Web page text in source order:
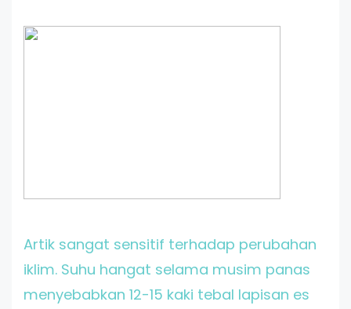
Artik sangat sensitif terhadap perubahan
iklim. Suhu hangat selama musim panas
menyebabkan 12-15 kaki tebal lapisan es